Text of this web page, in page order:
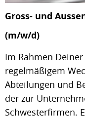
Gross- und
(m/w/d)
Im Rahmen
regelmäßigem
Abteilungen und
der zur
Schwesterfirmen.